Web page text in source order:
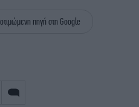
THE OCEAN
πηγή στη Google